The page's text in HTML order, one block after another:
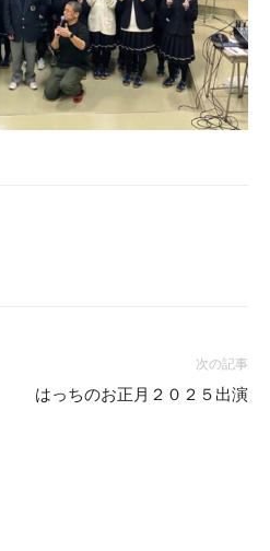
次の記事
はっちのお正月２０２５出演